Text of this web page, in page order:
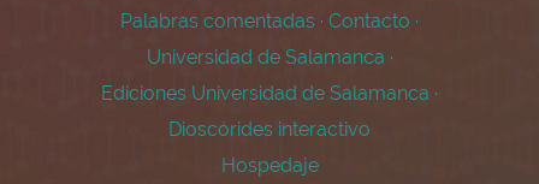
Palabras comentadas · Contacto ·
Universidad de Salamanca ·
Ediciones Universidad de Salamanca ·
Dioscórides interactivo
Hospedaje